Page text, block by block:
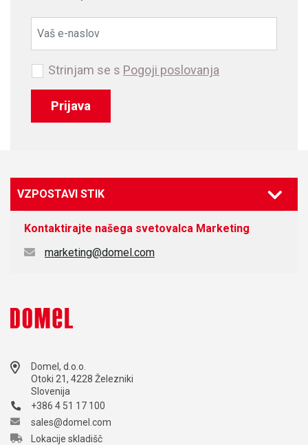
Prijava
Strinjam se s Pogoji poslovanja
VZPOSTAVI STIK
Kontaktirajte našega svetovalca Marketing
marketing@domel.com
Domel, d.o.o.
Otoki 21, 4228 Železniki
Slovenija
+386 4 51 17 100
sales@domel.com
Lokacije skladišč